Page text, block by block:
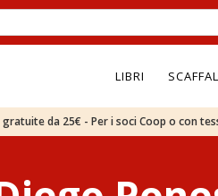
LIBRI
da 25€ - Per i soci Coop o con